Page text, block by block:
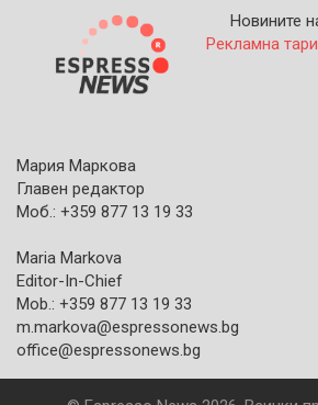
Новините
Рекламна
Мария Маркова
Главен редактор
Моб.: +359 877 13 19 33
Maria Markova
Editor-In-Chief
Mob.: +359 877 13 19 33
m.markova@espressonews.bg
office@espressonews.bg